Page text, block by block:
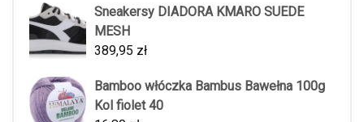
Sneakersy DIADORA KMARO SUEDE
MESH
389,95 zł
Bamboo włóczka Bambus Bawełna 100g
Kol fiolet 40